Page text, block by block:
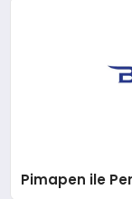
Pimapen ile